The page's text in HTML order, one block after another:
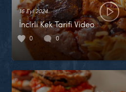
16 Eyl 2024
İncirli Kek Tarifi Video
0 0